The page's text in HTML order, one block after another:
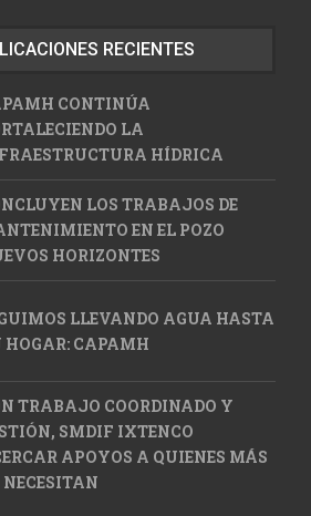
RECIENTES
CONTINÚA
LA
HÍDRICA
LOS TRABAJOS DE
EN EL POZO
HORIZONTES
LLEVANDO AGUA HASTA
HOGAR: CAPAMH
TRABAJO COORDINADO Y
SMDIF IXTENCO
APOYOS A QUIENES MÁS
NECESITAN